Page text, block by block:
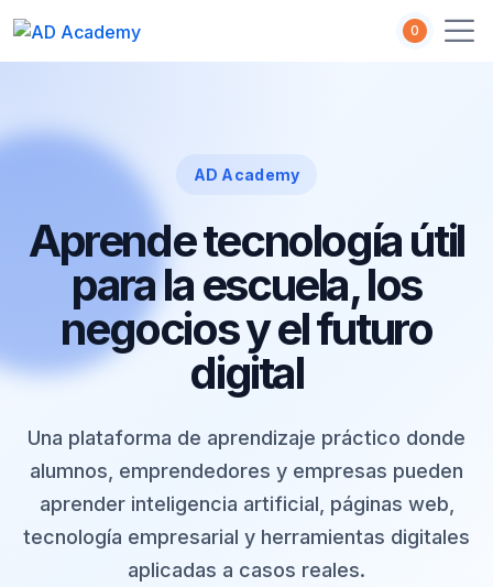
0
AD Academy
Aprende tecnología útil
para la escuela, los
negocios y el futuro
digital
Una plataforma de aprendizaje práctico donde
alumnos, emprendedores y empresas pueden
aprender inteligencia artificial, páginas web,
tecnología empresarial y herramientas digitales
aplicadas a casos reales.